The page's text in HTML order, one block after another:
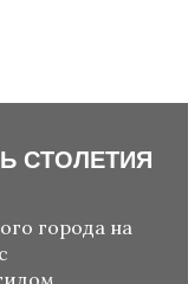
СТОЛЕТИЯ
города на